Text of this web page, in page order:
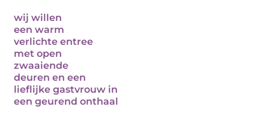
wij willen
een warm
verlichte entree
met open
zwaaiende
deuren en een
lieflijke gastvrouw in
een geurend onthaal